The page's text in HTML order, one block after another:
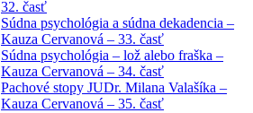
32. časť
Súdna psychológia a súdna dekadencia –
Kauza Cervanová – 33. časť
Súdna psychológia – lož alebo fraška –
Kauza Cervanová – 34. časť
Pachové stopy JUDr. Milana Valašíka –
Kauza Cervanová – 35. časť